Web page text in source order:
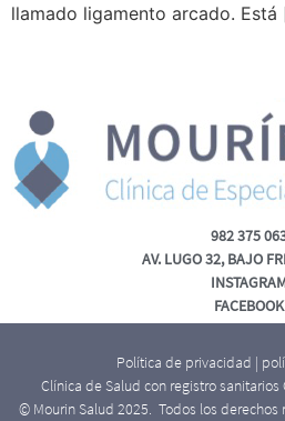
llamado ligamento arcado.
982 375
AV. LUGO 32, BAJO
FACEBOOK
Política de privacidad |
Clínica de Salud con registro sanitarios
© Mourin Salud 2025. Todos los derechos